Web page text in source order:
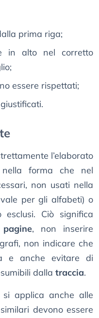
prima riga;
in alto nel corretto
essere rispettati;
l’elaborato
forma che nel
non usati nella
per gli alfabeti) o
esclusi. Ciò significa
, non inserire
non indicare che
e anche evitare di
dalla traccia.
applica anche alle
devono essere